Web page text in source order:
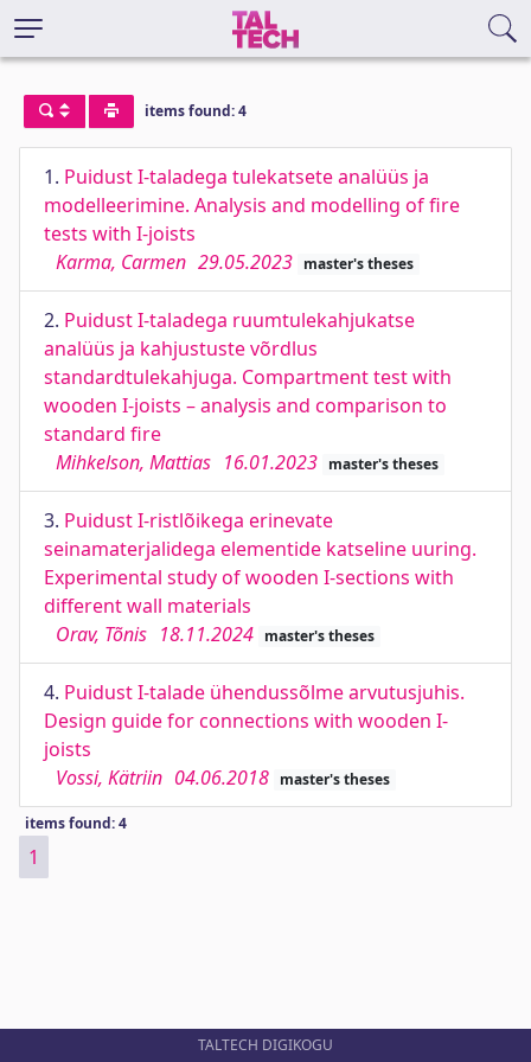
items found: 4
1. Puidust I-taladega tulekatsete analüüs ja
modelleerimine. Analysis and modelling of fire
tests with I-joists
Karma, Carmen 29.05.2023 master's theses
2. Puidust I-taladega ruumtulekahjukatse
analüüs ja kahjustuste võrdlus
standardtulekahjuga. Compartment test with
wooden I-joists – analysis and comparison to
standard fire
Mihkelson, Mattias 16.01.2023 master's theses
3. Puidust I-ristlõikega erinevate
seinamaterjalidega elementide katseline uuring.
Experimental study of wooden I-sections with
different wall materials
Orav, Tõnis 18.11.2024 master's theses
4. Puidust I-talade ühendussõlme arvutusjuhis.
Design guide for connections with wooden I-
joists
Vossi, Kätriin 04.06.2018 master's theses
items found: 4
1
TALTECH DIGIKOGU